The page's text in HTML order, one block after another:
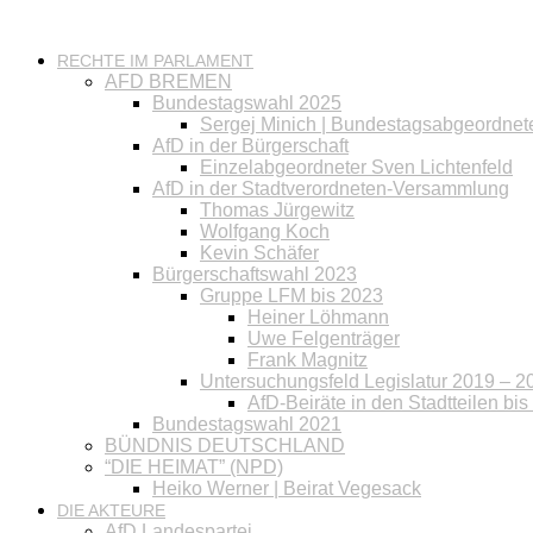
RECHTE IM PARLAMENT
AFD BREMEN
Bundestagswahl 2025
Sergej Minich |
AfD in der Bürgerschaft
Einzelabgeordneter Sven Lichtenfeld
AfD in der Stadtverordneten-Versammlung
Thomas Jürgewitz
Wolfgang Koch
Kevin Schäfer
Bürgerschaftswahl 2023
Gruppe LFM bis 2023
Heiner Löhmann
Uwe Felgenträger
Frank Magnitz
Untersuchungsfeld Legislatur 2019 –
AfD-Beiräte in den Stadtteilen bis
Bundestagswahl 2021
BÜNDNIS DEUTSCHLAND
“DIE HEIMAT” (NPD)
Heiko Werner | Beirat Vegesack
DIE AKTEURE